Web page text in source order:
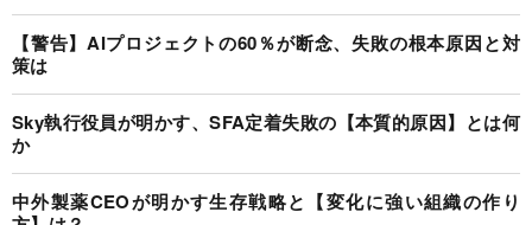
【警告】AIプロジェクトの60％が断念、失敗の根本原因と対
策は
Sky執行役員が明かす、SFA定着失敗の【本質的原因】とは何
か
中外製薬CEOが明かす生存戦略と【変化に強い組織の作り